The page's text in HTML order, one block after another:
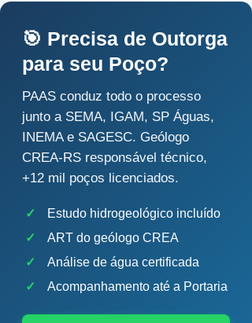
🎯 Precisa de Outorga
para seu Poço?
PAAS conduz todo o processo
junto a SEMA, IGAM, SP Águas,
INEMA e SAGESC. Geólogo
CREA-RS responsável técnico,
+12 mil poços licenciados.
✓
Estudo hidrogeológico incluído
✓
ART do geólogo CREA
✓
Análise de água certificada
✓
Acompanhamento até a Portaria